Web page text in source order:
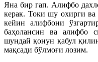
Яна бир гап. Алифбо
керак. Токи шу охирги ва
кейин алифбони
баҳолансин ва алифбо
шундай қонун қабул
мақсади бўлмоғи лозим.